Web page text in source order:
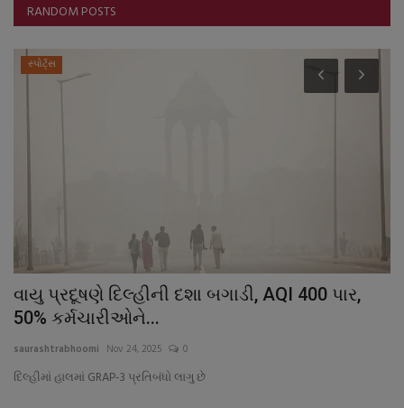
RANDOM POSTS
સ્પોર્ટ્સ
વાયુ પ્રદૂષણે દિલ્હીની દશા બગાડી, AQI 400 પાર,
50% કર્મચારીઓને...
saurashtrabhoomi Nov 24, 2025 0
દિલ્હીમાં હાલમાં GRAP-3 પ્રતિબંધો લાગુ છે